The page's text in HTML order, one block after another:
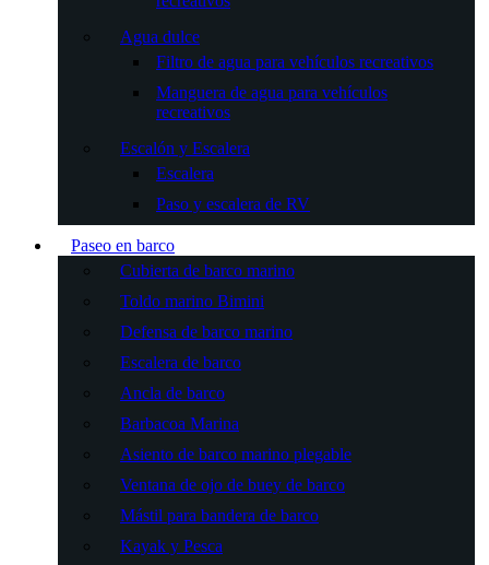
Agua dulce
Filtro de agua para vehículos recreativos
Manguera de agua para vehículos
recreativos
Escalón y Escalera
Escalera
Paso y escalera de RV
Paseo en barco
Cubierta de barco marino
Toldo marino Bimini
Defensa de barco marino
Escalera de barco
Ancla de barco
Barbacoa Marina
Asiento de barco marino plegable
Ventana de ojo de buey de barco
Mástil para bandera de barco
Kayak y Pesca